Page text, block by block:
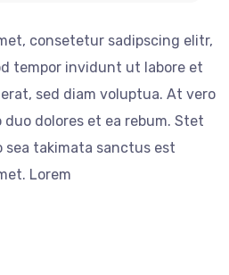
consetetur sadipscing elitr,
tempor invidunt ut labore et
sed diam voluptua. At vero
dolores et ea rebum. Stet
sea takimata sanctus est
Lorem